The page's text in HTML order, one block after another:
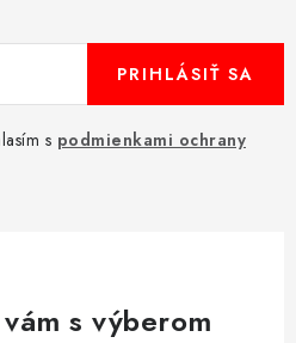
s podmienkami ochrany
PRIHLÁSIŤ SA
s výberom